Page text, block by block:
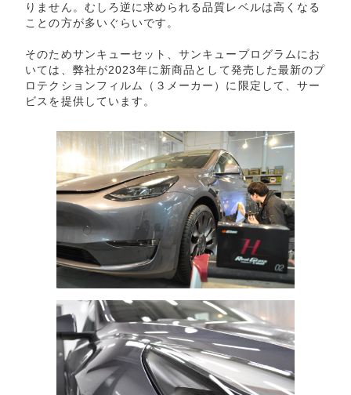
りません。むしろ逆に求められる品質レベルは高くなる
ことの方が多いぐらいです。
そのためサンキューセット、サンキュープログラムにお
いては、弊社が2023年に新商品として発売した最新のプ
ロテクションフィルム（３メーカー）に限定して、サー
ビスを提供しています。